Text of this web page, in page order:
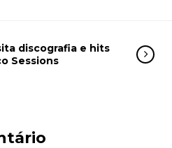
discografia e hits
Sessions